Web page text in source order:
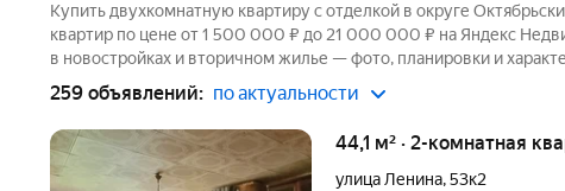
Купить двухкомнатную квартиру с отделкой в округе
квартир по цене от 1 500 000 ₽ до 21 000 000 ₽ на Яндекс
в новостройках и вторичном жилье — фото, планировки и
259 объявлений: по актуальности
44,1 м² · 2-комнатная
улица Ленина,53к2